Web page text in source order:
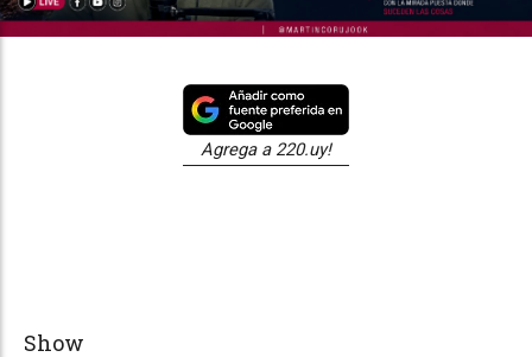
Agrega a 220.uy!
Show